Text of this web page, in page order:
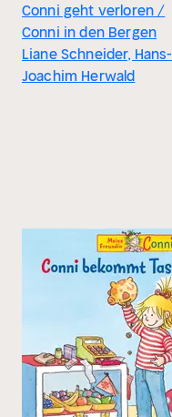
Conni geht verloren /
Conni in den Bergen
Liane Schneider, Hans-
Joachim Herwald